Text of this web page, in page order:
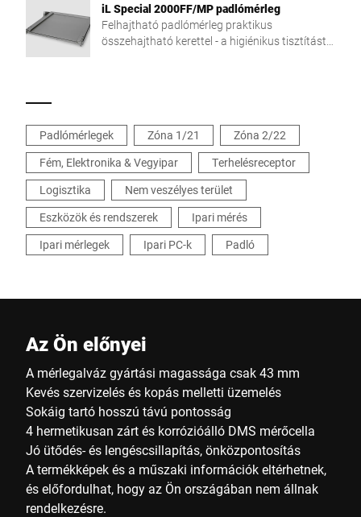
iL Special 2000FF/MP padlómérleg
Felhajtható padlómérleg praktikus
összehajtható kerettel - a higiénikus tisztítást
Padlómérlegek Zóna 1/21
Zóna 2/22
Fém, Elektronika & Vegyipar
Terhelésreceptor
Logisztika
Nem veszélyes terület
Eszközök és rendszerek
Ipari mérés
Ipari mérlegek
Ipari PC-k Padló
Az Ön előnyei
A mérlegalváz gyártási magassága csak 43 mm
Kevés szervizelés és kopás melletti üzemelés
Sokáig tartó hosszú távú pontosság
4 hermetikusan zárt és korrózióálló DMS mérőcella
Jó ütődés- és lengéscsillapítás, önközpontosítás
A termékképek és a műszaki információk eltérhetnek,
és előfordulhat, hogy az Ön országában nem állnak
rendelkezésre.